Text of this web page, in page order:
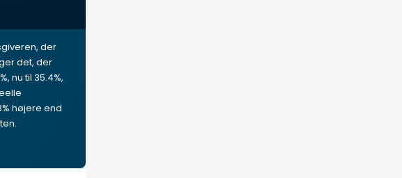
der
det, der
nu til 35.4%,
højere end